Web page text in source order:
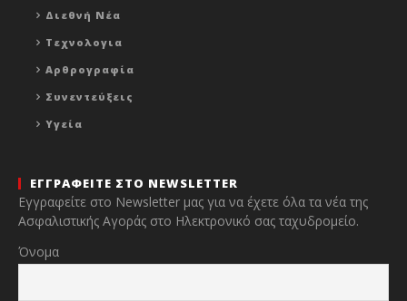
Διεθνή Νέα
Τεχνολογια
Αρθρογραφία
Συνεντεύξεις
Υγεία
ΕΓΓΡΑΦΕΙΤΕ ΣΤΟ NEWSLETTER
Εγγραφείτε στο Newsletter μας για να έχετε όλα τα νέα της
Ασφαλιστικής Αγοράς στο Ηλεκτρονικό σας ταχυδρομείο.
Όνομα